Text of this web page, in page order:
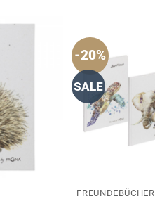
-20%
SALE
FREUNDEBÜCHER